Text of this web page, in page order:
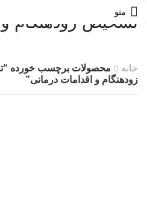
منو
تشخیص زودهنگام و
خانه
محصولات برچسب خورده
زودهنگام و اقدامات درمانی”